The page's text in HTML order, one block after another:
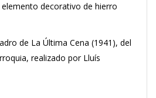
decorativo de hierro
de La Última Cena (1941), del
realizado por Lluís